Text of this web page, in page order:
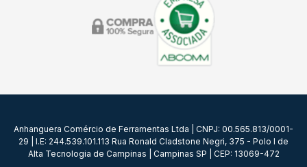
Anhanguera Comércio de Ferramentas Ltda | CNPJ: 00.565.813/0001-
29 | I.E: 244.539.101.113 Rua Ronald Cladstone Negri, 375 - Polo I de
Alta Tecnologia de Campinas | Campinas SP | CEP: 13069-472